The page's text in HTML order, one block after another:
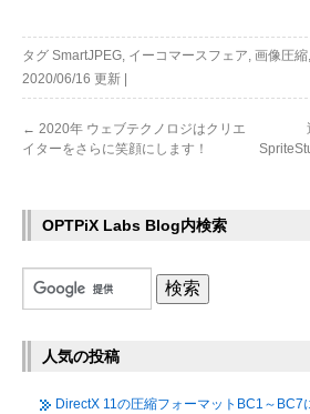
タグ SmartJPEG, イーコマースフェア, 画像圧縮,
2020/06/16 更新
← 2020年 ウェブテクノロジはクリエ
イターをさらに笑顔にします！
OPTPiX Labs Blog内検索
人気の投稿
DirectX 11の圧縮フォーマットBC1～BC7